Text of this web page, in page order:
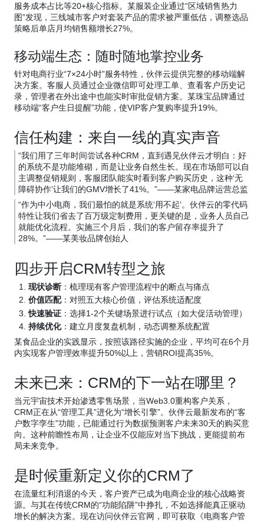
服务成本占比等20+核心指标。某服装企业通过“区域销售热力
图”发现，三线城市客户对套装产品的需求被严重低估，调整选品
策略后单店月均销售额增长27%。
移动端生态：随时随地掌控业务
针对电商行业“7×24小时”服务特性，伙伴云提供完整的移动端解
决方案。客服人员通过企业微信即可处理工单、查看客户历史记
录，管理者在外出途中也能实时审批促销方案。某珠宝品牌通过
移动端“客户生日提醒”功能，使VIP客户复购率提升19%。
信任构建：来自一线的真实声音
“我们用了三年时间尝试各种CRM，直到遇见伙伴云才明白：好
的系统不是功能堆砌，而是让业务自然生长。现在市场部可以自
主调整促销规则，客服团队能实时看到客户购买历史，这种‘无
障碍协作’让我们的GMV增长了41%。”——某家电品牌运营总监
“作为中小电商，我们最怕的就是系统‘用不起’。伙伴云的零代码
特性让我们省去了百万级定制费用，更关键的是，业务人员自己
就能优化流程。实施三个月后，我们的客户留存率提升了
28%。”——某美妆品牌创始人
四步开启CRM转型之旅
现状诊断 ：梳理现有客户管理流程中的断点与痛点
价值匹配：对照五大核心价值，评估系统适配度
快速验证 ：选择1-2个关键场景进行试点（如大促活动管理）
持续优化：建立月度复盘机制，动态调整系统配置
某食品企业的实践显示，按照该路径实施的企业，平均可在6个月
内实现客户管理效率提升50%以上，营销ROI提高35%。
未来已来：CRM的下一站在哪里？
当元宇宙技术开始渗透零售场景，当Web3.0重构客户关系，
CRM正在从“管理工具”进化为“增长引擎”。伙伴云最新发布的“客
户数字孪生”功能，已能通过行为数据预测客户未来30天的购买意
向。这种前瞻性布局，让企业不仅能应对当下挑战，更能提前布
局未来竞争。
是时候重新定义你的CRM了
在流量红利消退的今天，客户资产已成为电商企业的核心战略资
源。与其在传统CRM的“功能陷阱”中挣扎，不如选择能真正驱动
增长的解决方案。现在访问伙伴云官网，即可获取《电商客户管